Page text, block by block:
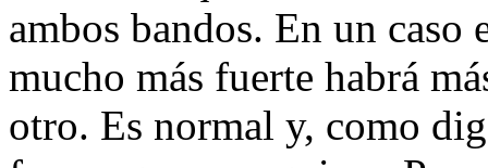
ambos bandos. En un caso
mucho más fuerte habrá
otro. Es normal y, como